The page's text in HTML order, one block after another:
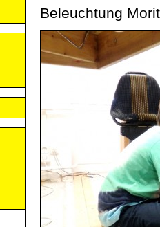
Beleuchtung